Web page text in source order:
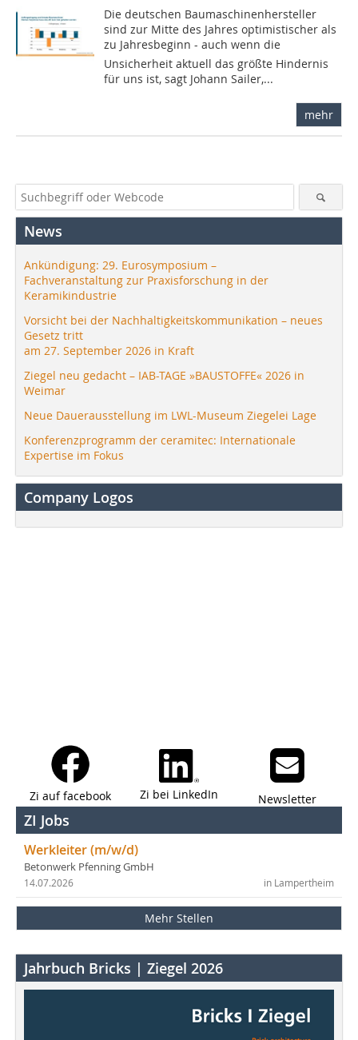
Die deutschen Baumaschinenhersteller
sind zur Mitte des Jahres optimistischer als
zu Jahresbeginn - auch wenn die
Unsicherheit aktuell das größte Hindernis
für uns ist, sagt Johann Sailer,...
mehr
News
Ankündigung: 29. Eurosymposium –
Fachveranstaltung zur Praxisforschung in der
Keramikindustrie
Vorsicht bei der Nachhaltigkeitskommunikation – neues
Gesetz tritt
am 27. September 2026 in Kraft
Ziegel neu gedacht – IAB-TAGE »BAUSTOFFE« 2026 in
Weimar
Neue Dauerausstellung im LWL-Museum Ziegelei Lage
Konferenzprogramm der ceramitec: Internationale
Expertise im Fokus
Company Logos
Zi auf facebook Zi bei LinkedIn Newsletter
ZI Jobs
Werkleiter (m/w/d)
Betonwerk Pfenning GmbH
in Lampertheim
14.07.2026
Mehr Stellen
Jahrbuch Bricks | Ziegel 2026